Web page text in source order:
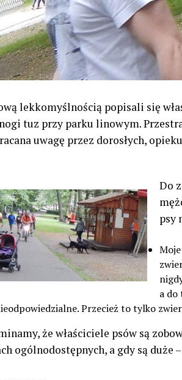
lekkomyślnością popisali się
tuz przy parku linowym.
uwagę przez dorosłych,
Do
psy
a do
Przecież to tylko
że właściciele psów są
ogólnodostępnych, a gdy są duże